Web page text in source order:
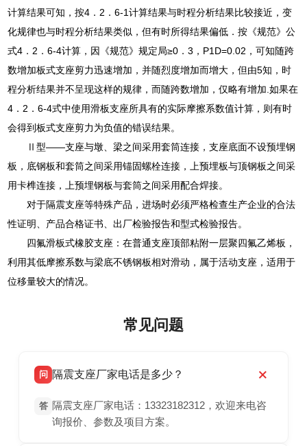
计算结果可知，按4．2．6-1计算结果与时程分析结果比较接近，变
化规律也与时程分析结果类似，但有时所得结果偏低．按《规范》公
式4．2．6-4计算，因《规范》规定局≥0．3，P1D=0.02，可知随跨
数增加板式支座剪力迅速增加，并随烈度增加而增大，但由5知，时
程分析结果并不呈现这样的规律，而随跨数增加，仅略有增加.如果在
4．2．6-4式中使用滑板支座所具有的实际摩擦系数值计算，则有时
会得到板式支座剪力为负值的错误结果。
Ⅱ型——支座与墩、梁之间采用套筒连接，支座底面不设预埋钢
板，底钢板和套筒之间采用锚固螺栓连接，上预埋板与顶钢板之间采
用卡榫连接，上预埋钢板与套筒之间采用配合焊接。
对于隔震支座等特殊产品，进场时必须严格检查生产企业的合法
性证明、产品合格证书、出厂检验报告和型式检验报告。
四氟滑板式橡胶支座：在普通支座顶部粘附一层聚四氟乙烯板，
利用其低摩擦系数与梁底不锈钢板相对滑动，属于活动支座，适用于
位移量较大的情况。
常见问题
问 隔震支座厂家电话是多少？
答 隔震支座厂家电话：13323182312，欢迎来电咨
询报价、参数及项目方案。